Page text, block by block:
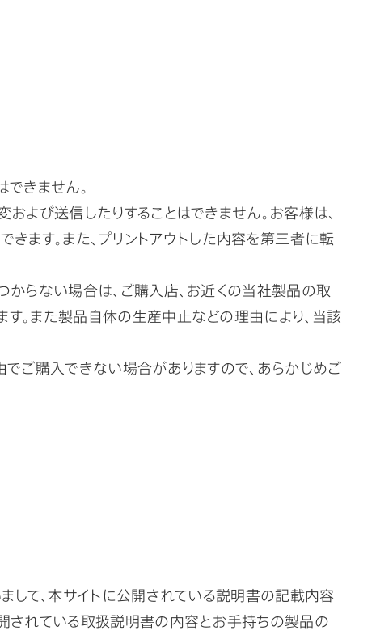
きません。
よび送信したりすることはできません。お客様は、
ます。また、プリントアウトした内容を第三者に転
らない場合は、ご購入店、お近くの当社製品の取
。また製品自体の生産中止などの理由により、当該
ご購入できない場合がありますので、あらかじめご
して、本サイトに公開されている説明書の記載内容
されている取扱説明書の内容とお手持ちの製品の